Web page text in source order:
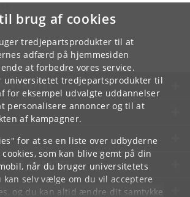
brug af cookies
tredjepartsprodukter til at
adfærd på hjemmesiden
at forbedre vores service.
universitetet tredjepartsprodukter til
for eksempel udvalgte uddannelser
personalisere annoncer og til at
af kampagner.
for at se en liste over udbyderne
som kan blive gemt på din
når du bruger universitetets
kan selv vælge om du vil acceptere
og du kan altid ændre dit samtykke
OG ANSATTE